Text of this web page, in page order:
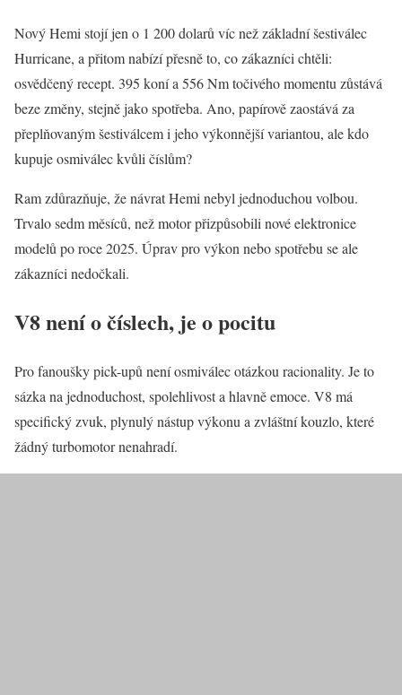
Nový Hemi stojí jen o 1 200 dolarů víc než základní šestiválec
Hurricane, a přitom nabízí přesně to, co zákazníci chtěli:
osvědčený recept. 395 koní a 556 Nm točivého momentu zůstává
beze změny, stejně jako spotřeba. Ano, papírově zaostává za
přeplňovaným šestiválcem i jeho výkonnější variantou, ale kdo
kupuje osmiválec kvůli číslům?
Ram zdůrazňuje, že návrat Hemi nebyl jednoduchou volbou.
Trvalo sedm měsíců, než motor přizpůsobili nové elektronice
modelů po roce 2025. Úprav pro výkon nebo spotřebu se ale
zákazníci nedočkali.
V8 není o číslech, je o pocitu
Pro fanoušky pick-upů není osmiválec otázkou racionality. Je to
sázka na jednoduchost, spolehlivost a hlavně emoce. V8 má
specifický zvuk, plynulý nástup výkonu a zvláštní kouzlo, které
žádný turbomotor nenahradí.